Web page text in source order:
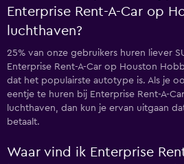
Enterprise Rent-A-Car op
luchthaven?
25% van onze gebruikers huren liever
Enterprise Rent-A-Car op Houston
dat het populairste autotype is. Als je
eentje te huren bij Enterprise Rent-A-
luchthaven, dan kun je ervan uitgaan
betaalt.
Waar vind ik Enterprise